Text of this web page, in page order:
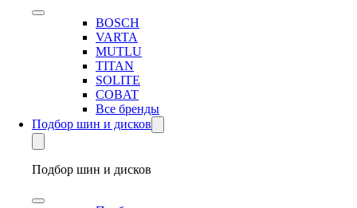
BOSCH
VARTA
MUTLU
TITAN
SOLITE
COBAT
Все бренды
Подбор шин и дисков
Подбор шин и дисков